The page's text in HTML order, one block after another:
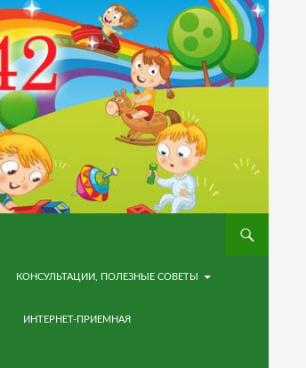
КОНСУЛЬТАЦИИ, ПОЛЕЗНЫЕ СОВЕТЫ
ИНТЕРНЕТ-ПРИЕМНАЯ